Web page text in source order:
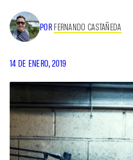
POR FERNANDO CASTAÑEDA
14 DE ENERO, 2019